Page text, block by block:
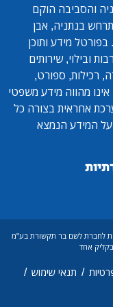
והסביבה הוקם
בנתניה, אבן
מידע ותוכן
ובילוי, שירותים
רכילות, ספורט,
מהווה מידע משפטי
אחראית בצורה כל
המידע הנמצא
לחברת לשם בר תקשורת בע"מ
אחד
/ תנאי שימוש /